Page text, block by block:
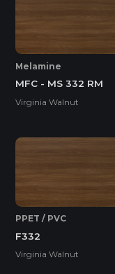
Melamine
MFC - MS 332 RM
Virginia Walnut
PPET / PVC
F332
Virginia Walnut